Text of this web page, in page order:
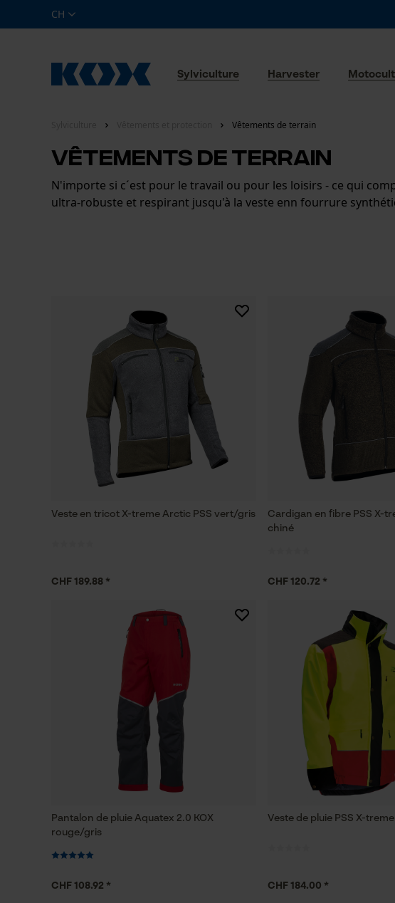
CH
Sylviculture Harvester
Vêtements de terrain
Vêtements de terrain
N'importe si c´est pour le travail ou pour les loisirs - ce qui
ultra-robuste et respirant jusqu'à la veste enn fourrure
Veste en tricot X-treme Arctic PSS vert/gris
CHF 189.88 *
Cardigan en fibre PSS X-
chiné
CHF 120.72 *
Pantalon de pluie Aquatex 2.0 KOX
rouge/gris
CHF 108.92 *
Veste de pluie PSS X-treme
CHF 184.00 *